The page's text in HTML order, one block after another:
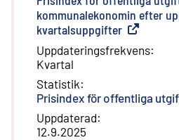
kommunalekonomin efter
kvartalsuppgifter Extern länk
Uppdateringsfrekvens:
Kvartal
Statistik:
Prisindex för offentliga
Uppdaterad:
12.9.2025